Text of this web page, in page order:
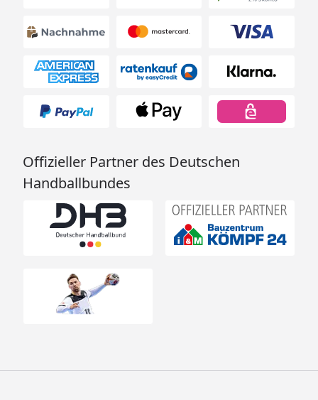
Offizieller Partner des Deutschen
Handballbundes